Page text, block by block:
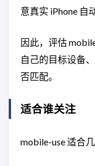
意真实 iPhone 自
因此，评估
自己的目标设备
否匹配。
适合谁关注
mobile-use 适合几